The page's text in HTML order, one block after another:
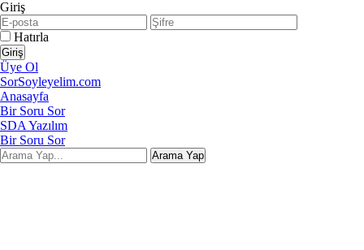
Giriş
Hatırla
Üye Ol
SorSoyleyelim.com
Anasayfa
Bir Soru Sor
SDA Yazılım
Bir Soru Sor